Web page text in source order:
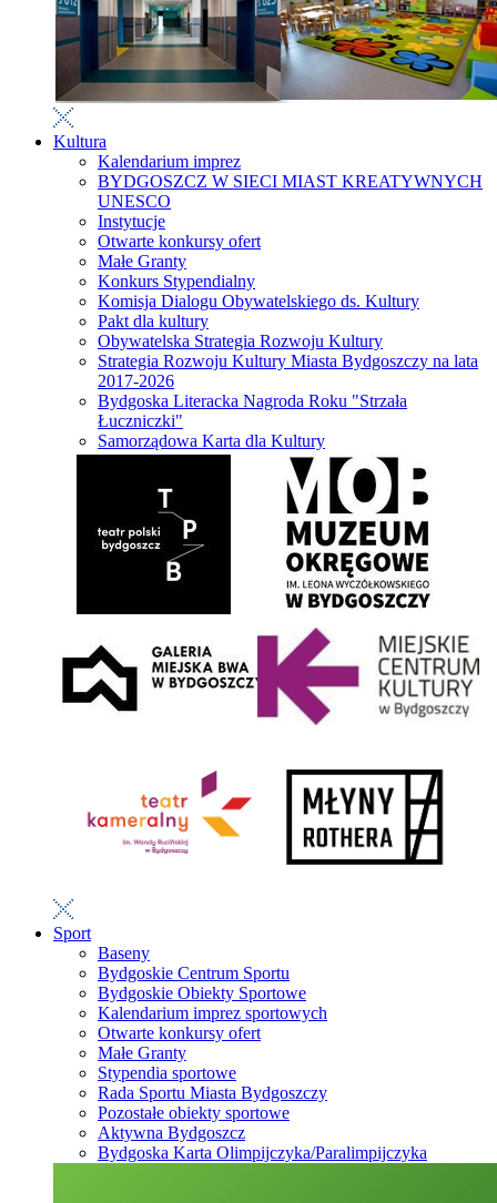
Kultura
Kalendarium imprez
BYDGOSZCZ W SIECI MIAST KREATYWNYCH
UNESCO
Instytucje
Otwarte konkursy ofert
Małe Granty
Konkurs Stypendialny
Komisja Dialogu Obywatelskiego ds. Kultury
Pakt dla kultury
Obywatelska Strategia Rozwoju Kultury
Strategia Rozwoju Kultury Miasta Bydgoszczy na lata
2017-2026
Bydgoska Literacka Nagroda Roku "Strzała
Łuczniczki"
Samorządowa Karta dla Kultury
Sport
Baseny
Bydgoskie Centrum Sportu
Bydgoskie Obiekty Sportowe
Kalendarium imprez sportowych
Otwarte konkursy ofert
Małe Granty
Stypendia sportowe
Rada Sportu Miasta Bydgoszczy
Pozostałe obiekty sportowe
Aktywna Bydgoszcz
Bydgoska Karta Olimpijczyka/Paralimpijczyka